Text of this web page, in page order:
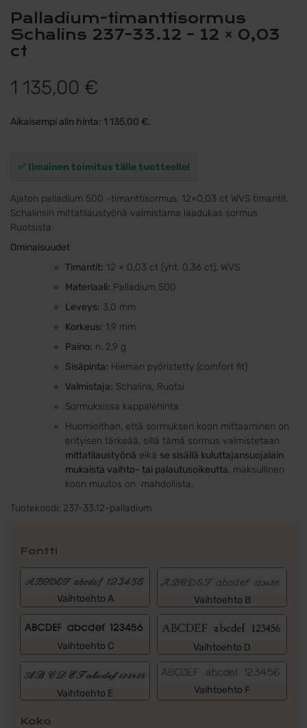
Palladium-timanttisormus
Schalins 237-33.12 – 12 × 0,03
ct
1 135,00 €
Aikaisempi alin hinta: 1 135,00 €.
✅ Ilmainen toimitus tälle tuotteelle!
Ajaton palladium 500 -timanttisormus, 12×0,03 ct WVS timantit.
Schalinsin mittatilaustyönä valmistama laadukas sormus
Ruotsista.
Ominaisuudet
Timantit: 12 × 0,03 ct (yht. 0,36 ct), WVS
Materiaali: Palladium 500
Leveys: 3,0 mm
Korkeus: 1,9 mm
Paino: n. 2,9 g
Sisäpinta: Hieman pyöristetty (comfort fit)
Valmistaja: Schalins, Ruotsi
Sormuksissa kappalehinta
Huomioithan, että sormuksen koon mittaaminen on
erityisen tärkeää, sillä tämä sormus valmistetaan
mittatilaustyönä eikä se sisällä kuluttajansuojalain
mukaista vaihto- tai palautusoikeutta, maksullinen
koon muutos on mahdollista.
Tuotekoodi: 237-33.12-palladium
Fontti
Vaihtoehto A Vaihtoehto B
Vaihtoehto C Vaihtoehto D
Vaihtoehto E Vaihtoehto F
Koko